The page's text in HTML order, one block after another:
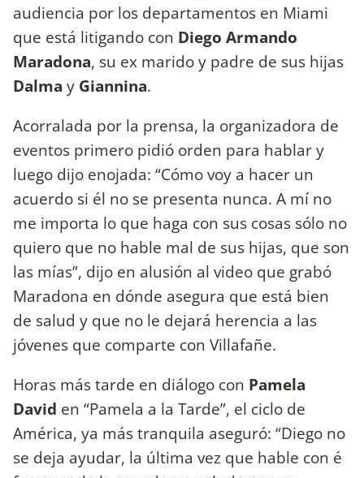
audiencia por los departamentos en Miami
que está litigando con Diego Armando
Maradona, su ex marido y padre de sus hijas
Dalma y Giannina.
Acorralada por la prensa, la organizadora de
eventos primero pidió orden para hablar y
luego dijo enojada: “Cómo voy a hacer un
acuerdo si él no se presenta nunca. A mí no
me importa lo que haga con sus cosas sólo no
quiero que no hable mal de sus hijas, que son
las mías”, dijo en alusión al video que grabó
Maradona en dónde asegura que está bien
de salud y que no le dejará herencia a las
jóvenes que comparte con Villafañe.
Horas más tarde en diálogo con Pamela
David en “Pamela a la Tarde”, el ciclo de
América, ya más tranquila aseguró: “Diego no
se deja ayudar, la última vez que hable con é